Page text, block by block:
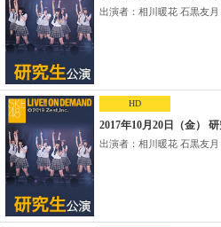
出演者：相川暖花 石黒友月
HD
2017年10月20日（金）
出演者：相川暖花 石黒友月